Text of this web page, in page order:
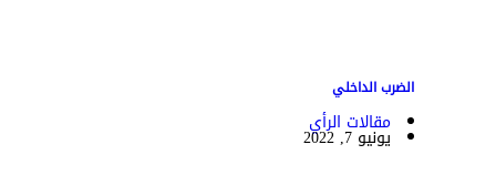
الضرب الداخلي
مقالات الرأي
يونيو 7, 2022